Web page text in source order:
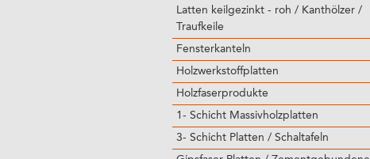
Latten keilgezinkt - roh / Kanthölzer /
Traufkeile
Fensterkanteln
Holzwerkstoffplatten
Holzfaserprodukte
1- Schicht Massivholzplatten
3- Schicht Platten / Schaltafeln